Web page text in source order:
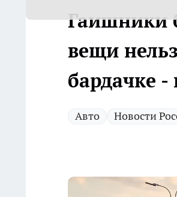
Гаишники
вещи
бардачке
Авто Новости